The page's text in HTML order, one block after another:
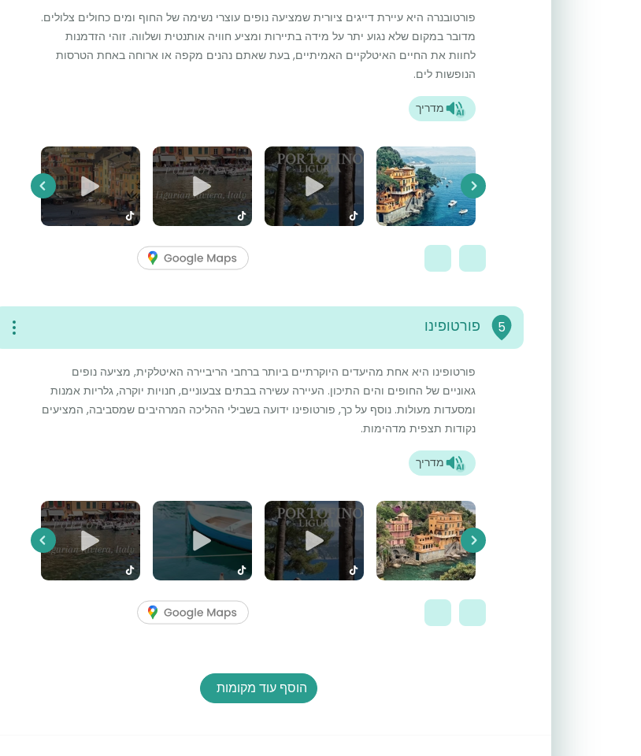
פורטובנרה היא עיירת דייגים ציורית שמציעה נופים עוצרי נשימה של החוף ומים כחולים צלולים.
מדובר במקום שלא נגוע יתר על מידה בתיירות ומציע חוויה אותנטית ושלווה. זוהי הזדמנות
לחוות את החיים האיטלקיים האמיתיים, בעת שאתם נהנים מקפה או ארוחה באחת הטרסות
הנופשות לים.
מדריך
Previous Next
5 פורטופינו
פורטופינו היא אחת מהיעדים היוקרתיים ביותר ברחבי הריביירה האיטלקית, מציעה נופים
גאוניים של החופים והים התיכון. העיירה עשירה בבתים צבעוניים, חנויות יוקרה, גלריות אמנות
ומסעדות מעולות. נוסף על כך, פורטופינו ידועה בשבילי ההליכה המרהיבים שמסביבה, המציעים
נקודות תצפית מדהימות.
מדריך
Previous Next
הוסף עוד מקומות